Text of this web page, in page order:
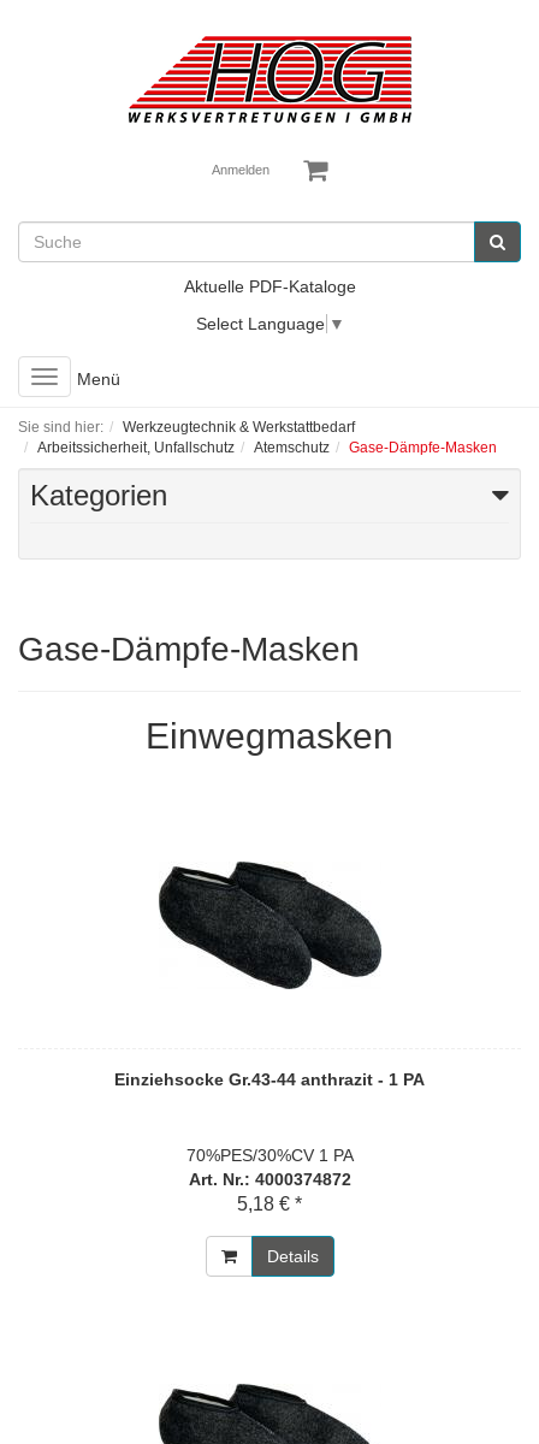
Anmelden
Aktuelle PDF-Kataloge
Select Language ▼
Toggle
navigation
Menü
Sie sind hier:
Werkzeugtechnik & Werkstattbedarf
Arbeitssicherheit, Unfallschutz
Atemschutz Gase-Dämpfe-Masken
Kategorien
Gase-Dämpfe-Masken
Einwegmasken
Einziehsocke Gr.43-44 anthrazit - 1 PA
70%PES/30%CV 1 PA
Art. Nr.: 4000374872
5,18 € *
Details